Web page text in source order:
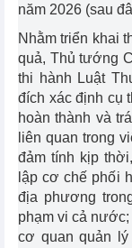
năm 2026 (sau
Nhằm triển khai
quả, Thủ tướng
thi hành Luật
đích xác định cụ
hoàn thành và
liên quan trong
đảm tính kịp
lập cơ chế phối
địa phương
phạm vi cả
cơ quan quản